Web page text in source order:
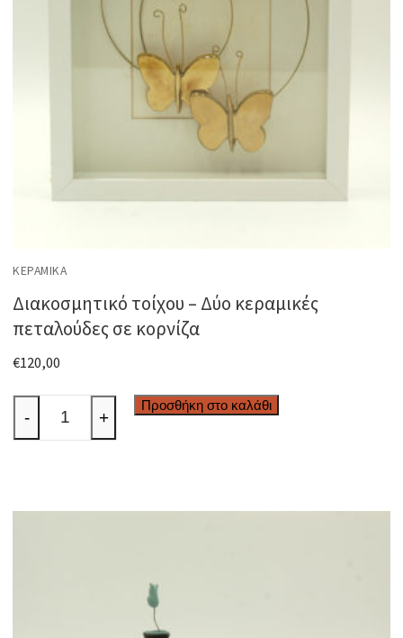
ΚΕΡΑΜΙΚΆ
Διακοσμητικό τοίχου – Δύο κεραμικές
πεταλούδες σε κορνίζα
€120,00
Διακοσμητικό
τοίχου
κεραμικές
- +
Προσθήκη στο καλάθι